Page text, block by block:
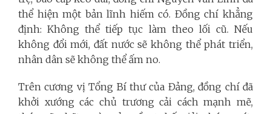
thể hiện một bản lĩnh hiếm có. Đồng chí khẳng
định: Không thể tiếp tục làm theo lối cũ. Nếu
không đổi mới, đất nước sẽ không thể phát triển,
nhân dân sẽ không thể ấm no.
Trên cương vị Tổng Bí thư của Đảng, đồng chí đã
khởi xướng các chủ trương cải cách mạnh mẽ,